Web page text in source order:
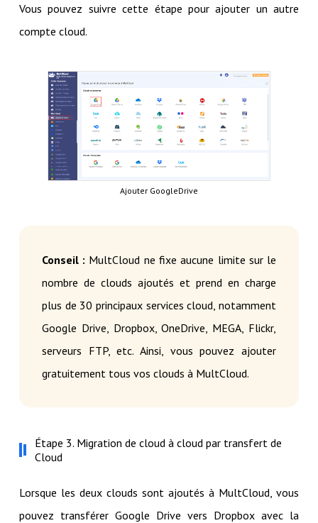
Vous pouvez suivre cette étape pour ajouter un autre
compte cloud.
Ajouter GoogleDrive
Conseil : MultCloud ne fixe aucune limite sur le
nombre de clouds ajoutés et prend en charge
plus de 30 principaux services cloud, notamment
Google Drive, Dropbox, OneDrive, MEGA, Flickr,
serveurs FTP, etc. Ainsi, vous pouvez ajouter
gratuitement tous vos clouds à MultCloud.
Étape 3. Migration de cloud à cloud par transfert de
Cloud
Lorsque les deux clouds sont ajoutés à MultCloud, vous
pouvez transférer Google Drive vers Dropbox avec la